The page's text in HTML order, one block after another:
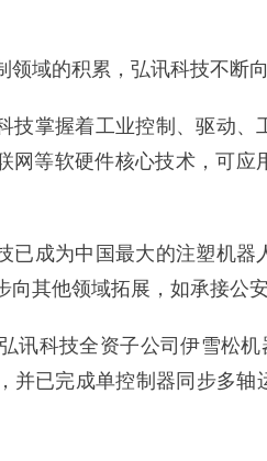
领域的积累，弘讯科技不断
技掌握着工业控制、驱动
网等软硬件核心技术，可
已成为中国最大的注塑机
向其他领域拓展，如承接公
讯科技全资子公司伊雪松机
并已完成单控制器同步多